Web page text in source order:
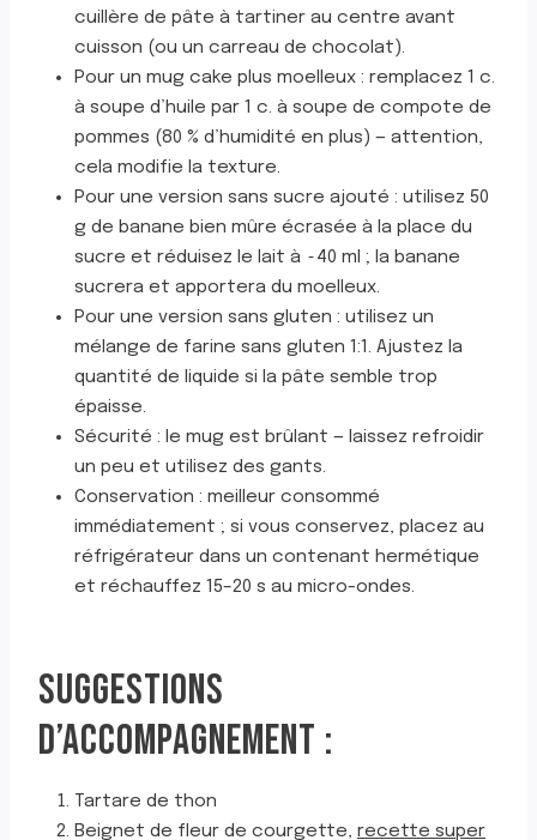
cuillère de pâte à tartiner au centre avant
cuisson (ou un carreau de chocolat).
Pour un mug cake plus moelleux : remplacez 1 c.
à soupe d’huile par 1 c. à soupe de compote de
pommes (80 % d’humidité en plus) — attention,
cela modifie la texture.
Pour une version sans sucre ajouté : utilisez 50
g de banane bien mûre écrasée à la place du
sucre et réduisez le lait à ~40 ml ; la banane
sucrera et apportera du moelleux.
Pour une version sans gluten : utilisez un
mélange de farine sans gluten 1:1. Ajustez la
quantité de liquide si la pâte semble trop
épaisse.
Sécurité : le mug est brûlant — laissez refroidir
un peu et utilisez des gants.
Conservation : meilleur consommé
immédiatement ; si vous conservez, placez au
réfrigérateur dans un contenant hermétique
et réchauffez 15–20 s au micro-ondes.
SUGGESTIONS
D’ACCOMPAGNEMENT :
Tartare de thon
Beignet de fleur de courgette, recette super